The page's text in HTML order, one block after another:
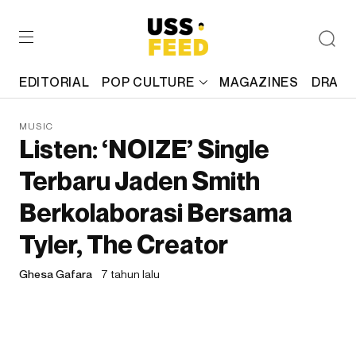
EDITORIAL POP CULTURE MAGAZINES
MUSIC
Listen: ‘NOIZE’ Single
Terbaru Jaden Smith
Berkolaborasi Bersama
Tyler, The Creator
Ghesa Gafara 7 tahun lalu